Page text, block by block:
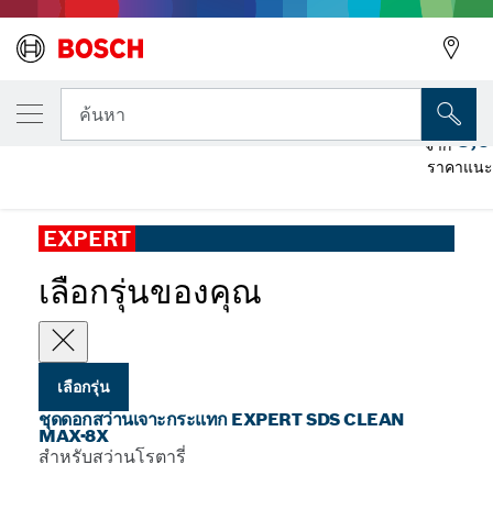
ค้นหา
ชุดดอกสว่านเจาะกระแทก EXPERT SDS Clean max-8X สำหรับพุก
EXPERT
เลือกรุ่นของคุณ
เลือกรุ่น
ชุดดอกสว่านเจาะกระแทก EXPERT SDS CLEAN
MAX-8X
สําหรับสว่านโรตารี่
รุ่นที่คุณเลือก
ชุดดอกสว่านเจาะกระแทก EXPERT SDS Clean
จาก
ราคาแน